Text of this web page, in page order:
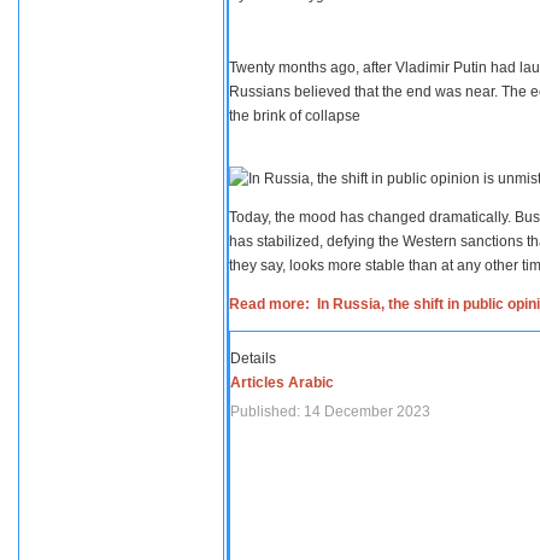
Twenty months ago, after Vladimir Putin had
Russians believed that the end was near. The
the brink of collapse
Today, the mood has changed dramatically.
has stabilized, defying the Western sanctions
they say, looks more stable than at any other
Read more: In Russia, the shift in public
Details
Articles Arabic
Published: 14 December 2023